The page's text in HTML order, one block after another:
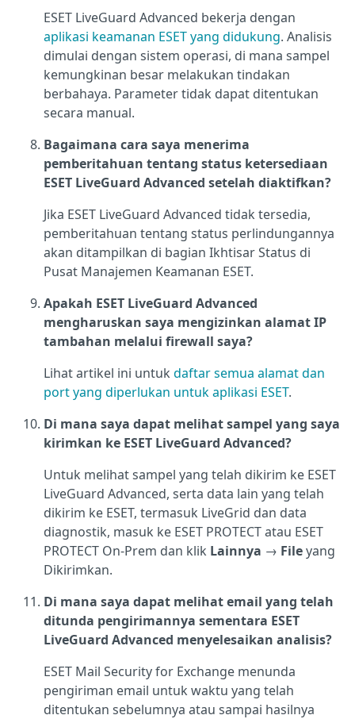
ESET LiveGuard Advanced bekerja dengan
aplikasi keamanan ESET yang didukung. Analisis
dimulai dengan sistem operasi, di mana sampel
kemungkinan besar melakukan tindakan
berbahaya. Parameter tidak dapat ditentukan
secara manual.
Bagaimana cara saya menerima
pemberitahuan tentang status ketersediaan
ESET LiveGuard Advanced setelah diaktifkan?
Jika ESET LiveGuard Advanced tidak tersedia,
pemberitahuan tentang status perlindungannya
akan ditampilkan di bagian Ikhtisar Status di
Pusat Manajemen Keamanan ESET.
Apakah ESET LiveGuard Advanced
mengharuskan saya mengizinkan alamat IP
tambahan melalui firewall saya?
Lihat artikel ini untuk daftar semua alamat dan
port yang diperlukan untuk aplikasi ESET.
Di mana saya dapat melihat sampel yang saya
kirimkan ke ESET LiveGuard Advanced?
Untuk melihat sampel yang telah dikirim ke ESET
LiveGuard Advanced, serta data lain yang telah
dikirim ke ESET, termasuk LiveGrid dan data
diagnostik, masuk ke ESET PROTECT atau ESET
PROTECT On-Prem dan klik Lainnya → Fileyang
Dikirimkan.
Di mana saya dapat melihat email yang telah
ditunda pengirimannya sementara ESET
LiveGuard Advanced menyelesaikan analisis?
ESET Mail Security for Exchange menunda
pengiriman email untuk waktu yang telah
ditentukan sebelumnya atau sampai hasilnya